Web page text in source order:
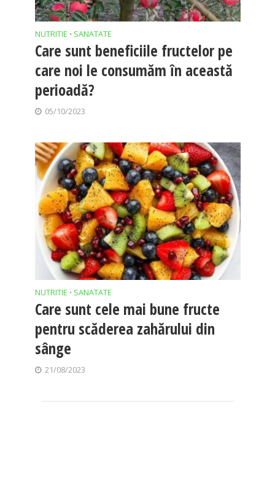
NUTRITIE • SANATATE
Care sunt beneficiile fructelor pe
care noi le consumăm în această
perioadă?
05/10/2023
NUTRITIE • SANATATE
Care sunt cele mai bune fructe
pentru scăderea zahărului din
sânge
21/08/2023